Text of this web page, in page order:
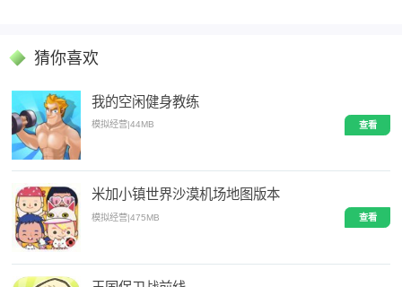
猜你喜欢
我的空闲健身教练
模拟经营|44MB 查看
米加小镇世界沙漠机场地图版本
模拟经营|475MB 查看